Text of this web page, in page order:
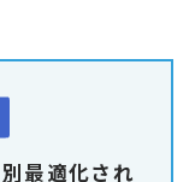
最適化され